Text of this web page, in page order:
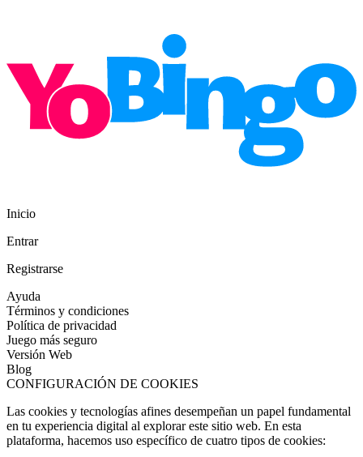
Inicio
Entrar
Registrarse
Ayuda
Términos y condiciones
Política de privacidad
Juego más seguro
Versión Web
Blog
CONFIGURACIÓN DE COOKIES
Las cookies y tecnologías afines desempeñan un papel fundamental
en tu experiencia digital al explorar este sitio web. En esta
plataforma, hacemos uso específico de cuatro tipos de cookies: